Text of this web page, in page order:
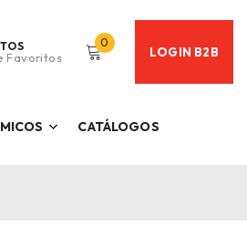
Favoritos
0
LOGIN B2B
CATÁLOGOS